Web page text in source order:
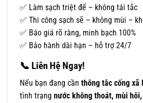
✅ Làm sạch triệt để – không tái tắc
✅ Thi công sạch sẽ – không mùi –
✅ Báo giá rõ ràng, minh bạch 100%
✅ Bảo hành dài hạn – hỗ trợ 24/7
📞 Liên Hệ Ngay!
Nếu bạn đang cần thông tắc cống xã
tình trạng nước không thoát, mùi